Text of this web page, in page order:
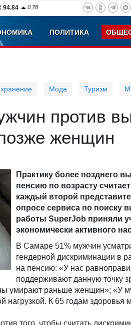
94.84 0.78
ПОЛИТИКА
Мода Туризм
против
женщин
Практику более позднего
пенсию по возрасту
каждый второй
опросе сервиса по поиску
работы SuperJob приняли
экономически активного
В Самаре 51% мужчин
гендерной дискриминации в
на пенсию: «У нас
поддерживают данную точку
умирают раньше женщин»; «У
нагрузкой. К 65 годам здоровья
того, чтобы считать